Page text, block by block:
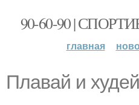
90-60-90 |
главная
Плавай и